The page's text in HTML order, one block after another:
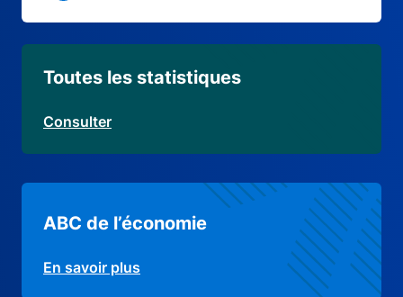
Toutes les statistiques
Consulter
ABC de l’économie
En savoir plus